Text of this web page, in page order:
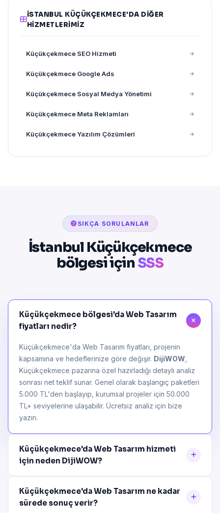
İSTANBUL KÜÇÜKÇEKMECE'DA DIĞER
HIZMETLERIMIZ
Küçükçekmece SEO Hizmeti
Küçükçekmece Google Ads
Küçükçekmece Sosyal Medya Yönetimi
Küçükçekmece Meta Reklamları
Küçükçekmece Yazılım Çözümleri
SIKÇA SORULANLAR
İstanbul Küçükçekmece
bölgesi için SSS
Küçükçekmece bölgesi'da Web Tasarım
fiyatları nedir?
Küçükçekmece'da Web Tasarım fiyatları, projenin
kapsamına ve hedeflerinize göre değişir. DijiWOW
Küçükçekmece pazarına özel hazırladığı detaylı analiz
sonrası net teklif sunar. Genel olarak başlangıç paketleri
5.000 TL'den başlayıp, kurumsal projeler için 50.000
TL+ seviyelerine ulaşabilir. Ücretsiz analiz için bize
yazın.
Küçükçekmece'da Web Tasarım hizmeti
için neden DijiWOW?
Küçükçekmece'da Web Tasarım ne kadar
sürede sonuç verir?